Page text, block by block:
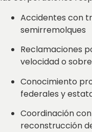
Accidentes con
semirremolques
Reclamaciones
velocidad o
Conocimiento
federales y
Coordinación
reconstrucción